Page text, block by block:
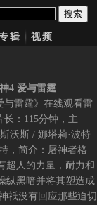
搜索
辑 视频
4 爱与雷霆
与雷霆》在线观看雷
长：115分钟，主
沃斯 / 娜塔莉·波特
，简介：屠神者格
超人的力量，耐力和
纵黑暗并将其塑造成
祇没有回应那些迫切